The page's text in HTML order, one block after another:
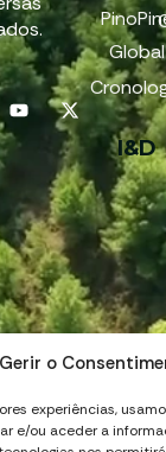
Gerir o
experiências,
e/ou aceder a
Global
I&D